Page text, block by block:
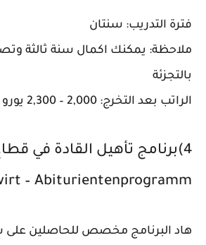
فترة التدريب: سنتان
ملاحظة: يمكنك اكمال سنة ثالثة
بالتجزئة
الراتب بعد التخرج: 2,000 – 2,300 يورو
4)برنامج تأهيل القادة في
– Abiturientenprogramm
هاد البرنامج مخصص للحاصلين على